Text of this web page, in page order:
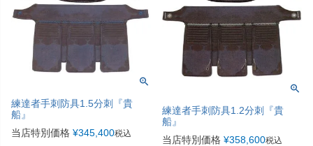
練達者手刺防具1.5分刺『貴
船』
当店特別価格 ¥345,400税込
練達者手刺防具1.2分刺『貴
船』
当店特別価格 ¥358,600税込